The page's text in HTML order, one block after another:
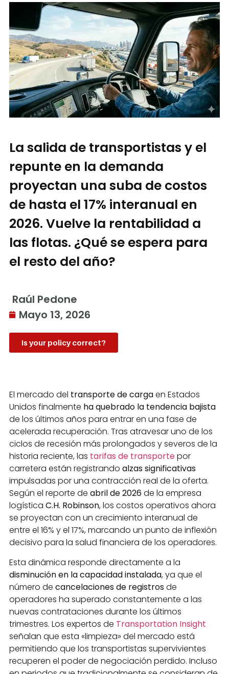
La salida de transportistas y el
repunte en la demanda
proyectan una suba de costos
de hasta el 17% interanual en
2026. Vuelve la rentabilidad a
las flotas. ¿Qué se espera para
el resto del año?
Raúl Pedone
Mayo 13, 2026
Is your policy correct?
El mercado del transporte de cargaen Estados
Unidos finalmente ha quebrado la tendencia bajista
de los últimos años para entrar en una fase de
acelerada recuperación. Tras atravesar uno de los
ciclos de recesión más prolongados y severos de la
historia reciente, las tarifas de transportepor
carretera están registrando alzas significativas
impulsadas por una contracción real de la oferta.
Según el reporte de abril de 2026de la empresa
logística C.H. Robinson, los costos operativos ahora
se proyectan con un crecimiento interanual de
entre el 16% y el 17%, marcando un punto de inflexión
decisivo para la salud financiera de los operadores.
Esta dinámica responde directamente a la
disminución en la capacidad instalada, ya que el
número de cancelaciones de registrosde
operadores ha superado constantemente a las
nuevas contrataciones durante los últimos
trimestres. Los expertos de Transportation Insight
señalan que esta «limpieza» del mercado está
permitiendo que los transportistas supervivientes
recuperen el poder de negociación perdido. Incluso